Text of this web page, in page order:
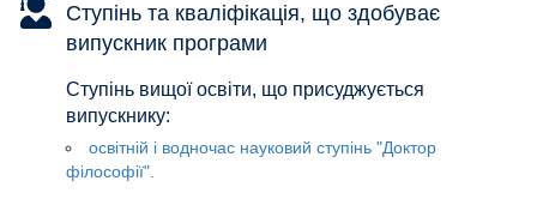
Ступінь та кваліфікація, що здобуває
випускник програми
Ступінь вищої освіти, що присуджується
випускнику:
освітній і водночас науковий ступінь "Доктор
філософії".